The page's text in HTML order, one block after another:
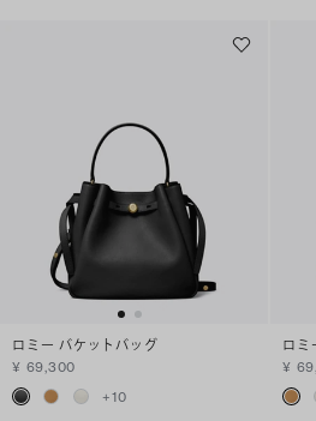
ロミー バケットバッグ
¥ 69,300
+10
ロミ
¥